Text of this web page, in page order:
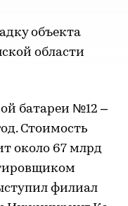
объекта
области
батареи №12 –
Стоимость
около 67 млрд
филиал